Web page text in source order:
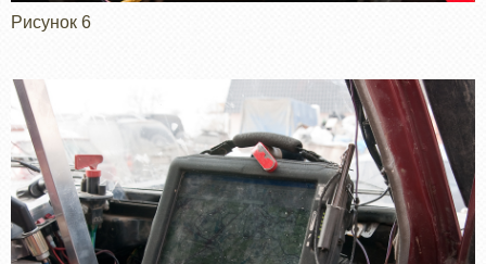
Рисунок 6